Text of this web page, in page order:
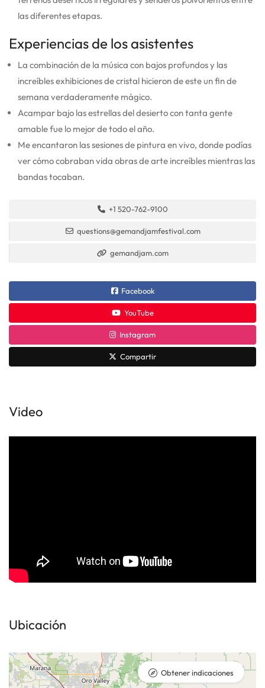
las diferentes etapas.
Experiencias de los asistentes
La combinación de la música con bajos profundos y las
increíbles exhibiciones de cristal hicieron de este un fin de
semana verdaderamente mágico.
Acampar bajo las estrellas del desierto con tanta gente
amable fue lo mejor de todo el año.
Me encantaron las sesiones de pintura en vivo, donde podías
ver cómo cobraban vida obras de arte increíbles mientras las
bandas tocaban.
+1 520-762-9100
questions@gemandjamfestival.com
gemandjam.com
Facebook
YouTube
Instagram
Compartir
Video
Ubicación
Obtener indicaciones